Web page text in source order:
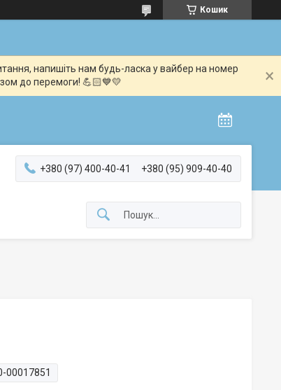
Кошик
напишіть нам будь-ласка у вайбер на номер
до перемоги! 💪🏻💙💛
+380 (97) 400-40-41 +380 (95) 909-40-40
00017851